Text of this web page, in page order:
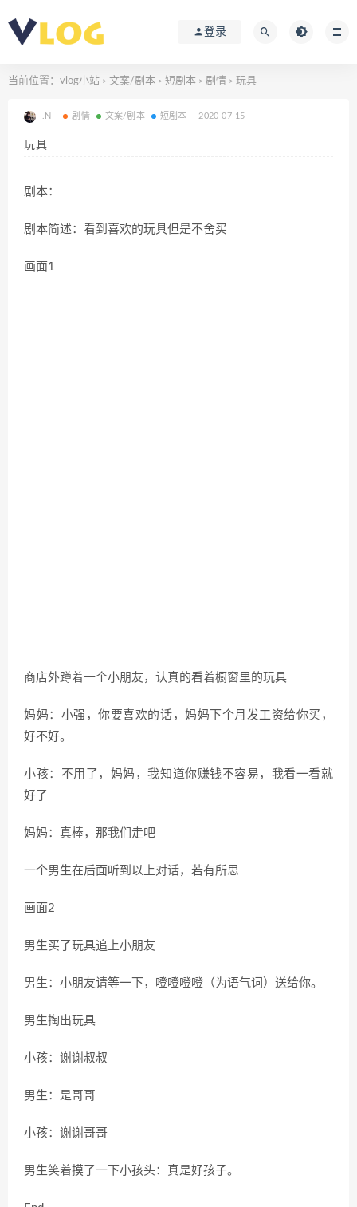
登录
当前位置： vlog小站 > 文案/剧本 > 短剧本 > 剧情 > 玩具
.N 剧情 文案/剧本 短剧本 2020-07-15
玩具
剧本：
剧本简述：看到喜欢的玩具但是不舍买
画面1
商店外蹲着一个小朋友，认真的看着橱窗里的玩具
妈妈：小强，你要喜欢的话，妈妈下个月发工资给你买，
好不好。
小孩：不用了，妈妈，我知道你赚钱不容易，我看一看就
好了
妈妈：真棒，那我们走吧
一个男生在后面听到以上对话，若有所思
画面2
男生买了玩具追上小朋友
男生：小朋友请等一下，噔噔噔噔（为语气词）送给你。
男生掏出玩具
小孩：谢谢叔叔
男生：是哥哥
小孩：谢谢哥哥
男生笑着摸了一下小孩头：真是好孩子。